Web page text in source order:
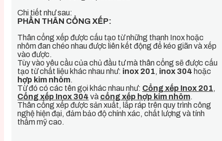
Chi tiết như sau:
PHẦN THÂN CỔNG XẾP:
Thân cổng xếp được cấu tạo từ những thanh Inox hoặc
nhôm đan chéo nhau được liên kết động để kéo giãn và xếp
vào được.
Tùy vào yêu cầu của chủ đầu tư mà thân cổng sẽ được cấu
tạo từ chất liệu khác nhau như: inox 201, inox 304 hoặc
hợp kim nhôm.
Từ đó có các tên gọi khác nhau như: Cổng xếp Inox 201,
Cổng xếp Inox 304 và cổng xếp hợp kim nhôm.
Thân cổng xếp được sản xuất, lắp ráp trên quy trình công
nghệ hiện đại, đảm bảo độ chính xác, chất lượng và tính
thẩm mỹ cao.